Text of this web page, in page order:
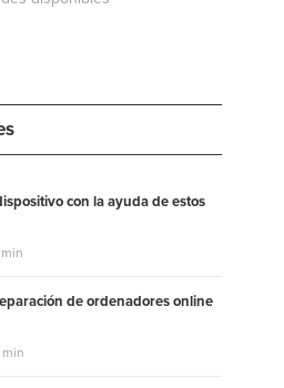
con la ayuda de estos
de ordenadores online